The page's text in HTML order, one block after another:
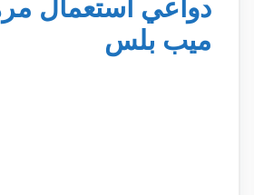
ميب بلس